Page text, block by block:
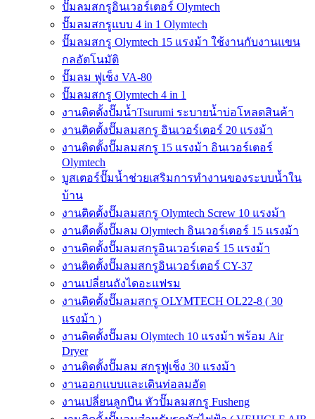
ปั๊มลมสกรูอินเวอร์เตอร์ Olymtech
ปั๊มลมสกรูแบบ 4 in 1 Olymtech
ปั๊มลมสกรู Olymtech 15 แรงม้า ใช้งานกับงานแขน
กลอัตโนมัติ
ปั๊มลม ฟูเช็ง VA-80
ปั๊มลมสกรู Olymtech 4 in 1
งานติดตั้งปั๊มน้ำTsurumi ระบายน้ำบ่อโหลดสินค้า
งานติดตั้งปั๊มลมสกรู อินเวอร์เตอร์ 20 แรงม้า
งานติดตั้งปั๊มลมสกรู 15 แรงม้า อินเวอร์เตอร์
Olymtech
บูสเตอร์ปั๊มน้ำช่วยเสริมการทำงานของระบบน้ำใน
บ้าน
งานติดตั้งปั๊มลมสกรู Olymtech Screw 10 แรงม้า
งานตืดตั้งปั๊มลม Olymtech อินเวอร์เตอร์ 15 แรงม้า
งานติดตั้งปั๊มลมสกรูอินเวอร์เตอร์ 15 แรงม้า
งานติดตั้งปั๊มลมสกรูอินเวอร์เตอร์ CY-37
งานเปลี่ยนถังไดอะแฟรม
งานติดตั้งปั๊มลมสกรู OLYMTECH OL22-8 ( 30
แรงม้า )
งานติดตั้งปั๊มลม Olymtech 10 แรงม้า พร้อม Air
Dryer
งานติดตั้งปั๊มลม สกรูฟูเช็ง 30 แรงม้า
งานออกแบบและเดินท่อลมอัด
งานเปลี่ยนลูกปืน หัวปั๊มลมสกรู Fusheng